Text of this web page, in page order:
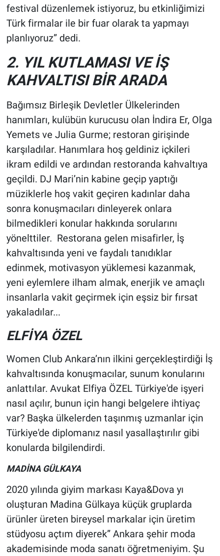
festival düzenlemek istiyoruz, bu etkinliğimizi
Türk firmalar ile bir fuar olarak ta yapmayı
planlıyoruz” dedi.
2. YIL KUTLAMASI VE İŞ
KAHVALTISI BİR ARADA
Bağımsız Birleşik Devletler Ülkelerinden
hanımları, kulübün kurucusu olan İndira Er, Olga
Yemets ve Julia Gurme; restoran girişinde
karşıladılar. Hanımlara hoş geldiniz içkileri
ikram edildi ve ardından restoranda kahvaltıya
geçildi. DJ Mari’nin kabine geçip yaptığı
müziklerle hoş vakit geçiren kadınlar daha
sonra konuşmacıları dinleyerek onlara
bilmedikleri konular hakkında sorularını
yönelttiler. Restorana gelen misafirler, İş
kahvaltısında yeni ve faydalı tanıdıklar
edinmek, motivasyon yüklemesi kazanmak,
yeni eylemlere ilham almak, enerjik ve amaçlı
insanlarla vakit geçirmek için eşsiz bir fırsat
yakaladılar...
ELFİYA ÖZEL
Women Club Ankara’nın ilkini gerçekleştirdiği İş
kahvaltısında konuşmacılar, sunum konularını
anlattılar. Avukat Elfiya ÖZEL Türkiye'de işyeri
nasıl açılır, bunun için hangi belgelere ihtiyaç
var? Başka ülkelerden taşınmış uzmanlar için
Türkiye'de diplomanız nasıl yasallaştırılır gibi
konularda bilgilendirdi.
MADİNA GÜLKAYA
2020 yılında giyim markası Kaya&Dova yı
oluşturan Madina Gülkaya küçük gruplarda
ürünler üreten bireysel markalar için üretim
stüdyosu açtım diyerek” Ankara şehir moda
akademisinde moda sanatı öğretmeniyim. Şu